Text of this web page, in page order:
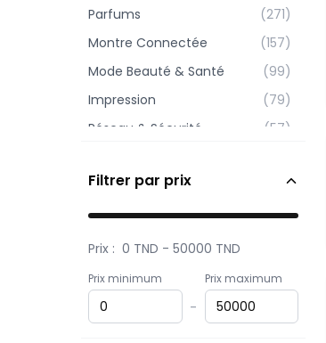
Parfums
(271)
Montre Connectée
(157)
Mode Beauté & Santé
(99)
Impression
(79)
Réseau & Sécurité
(57)
MAISON | BRICO &
Filtrer par prix
Prix : 0 TND -50000 TND
Prix minimum
-
Prix maximum